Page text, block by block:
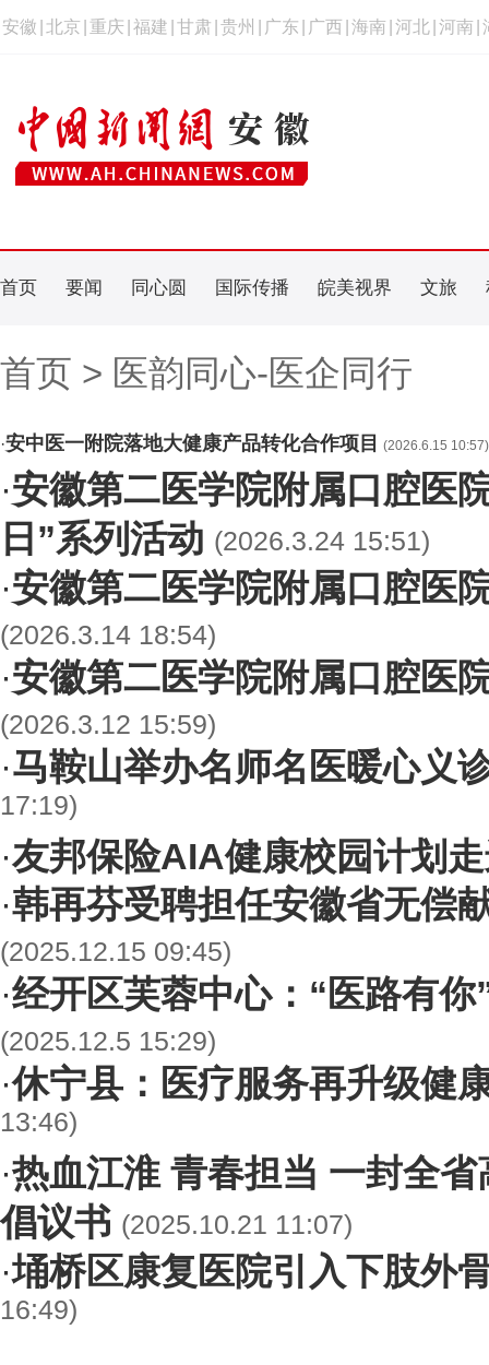
安徽 北京 重庆 福建 甘肃 贵州 广东 广西 海南 河北 河南
首页 要闻 同心圆 国际传播 皖美视界 文旅
首页 > 医韵同心-医企同行
·安中医一附院落地大健康产品转化合作项目 (2026.6.15 10:57)
·安徽第二医学院附属口腔医
日”系列活动 (2026.3.24 15:51)
·安徽第二医学院附属口腔医
(2026.3.14 18:54)
·安徽第二医学院附属口腔医
(2026.3.12 15:59)
·马鞍山举办名师名医暖心义
17:19)
·友邦保险AIA健康校园计划
·韩再芬受聘担任安徽省无偿
(2025.12.15 09:45)
·经开区芙蓉中心：“医路有
(2025.12.5 15:29)
·休宁县：医疗服务再升级健
13:46)
·热血江淮 青春担当 一封全
倡议书 (2025.10.21 11:07)
·埇桥区康复医院引入下肢外
16:49)